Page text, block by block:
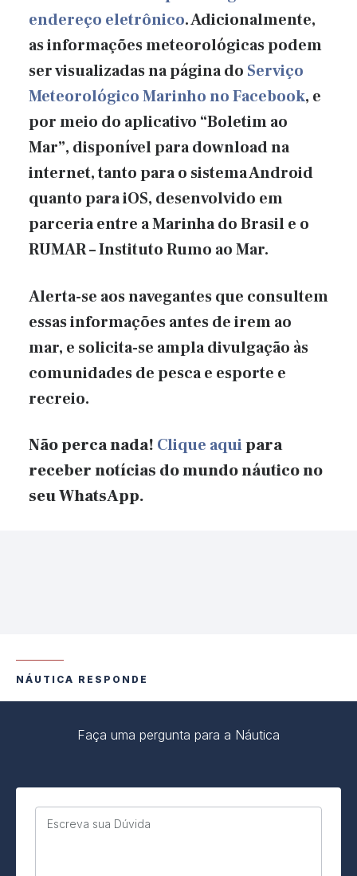
endereço eletrônico. Adicionalmente,
as informações meteorológicas podem
ser visualizadas na página do Serviço
Meteorológico Marinho no Facebook, e
por meio do aplicativo “Boletim ao
Mar”, disponível para download na
internet, tanto para o sistema Android
quanto para iOS, desenvolvido em
parceria entre a Marinha do Brasil e o
RUMAR – Instituto Rumo ao Mar.
Alerta-se aos navegantes que consultem
essas informações antes de irem ao
mar, e solicita-se ampla divulgação às
comunidades de pesca e esporte e
recreio.
Não perca nada! Clique aquipara
receber notícias do mundo náutico no
seu WhatsApp.
NÁUTICA RESPONDE
Faça uma pergunta para a Náutica
Escreva sua Dúvida